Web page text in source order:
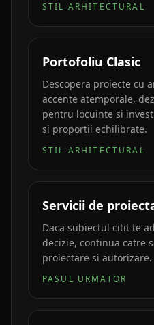
STIL ARHITECTURAL
Portofoliu Clasic
Descopera proiecte cu
accente atemporale,
pentru locuinte si
si proportii echilibrate.
STIL ARHITECTURAL
Servicii de
Daca subiectul citit te
decizie, continua catre
proiectare si autorizare.
PASUL URMATOR